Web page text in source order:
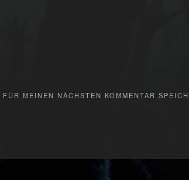
MEINEN NÄCHSTEN KOMMENTAR